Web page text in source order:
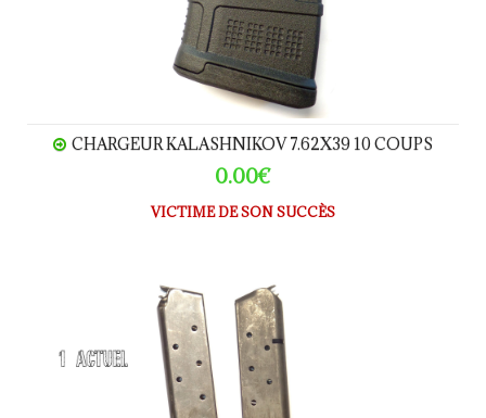
CHARGEUR KALASHNIKOV 7.62X39 10 COUPS
0.00€
VICTIME DE SON SUCCÈS
CHARGEUR COLT 1911 calibre.45ACP